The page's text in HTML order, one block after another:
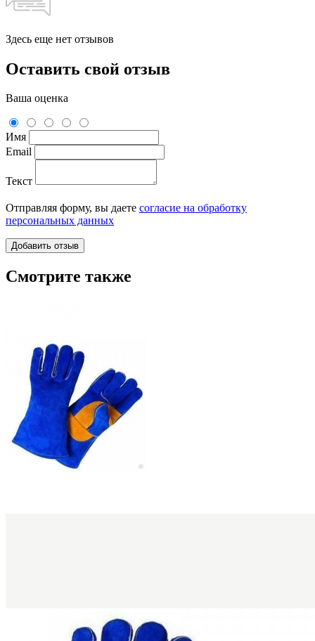
Здесь еще нет отзывов
Оставить свой отзыв
Ваша оценка
Имя
Email
Текст
Отправляя форму, вы даете согласие на обработку
персональных данных
Смотрите также